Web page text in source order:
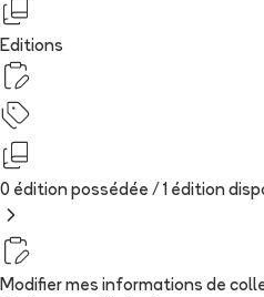
Editions
0 édition possédée / 1 édition
Modifier mes informations de